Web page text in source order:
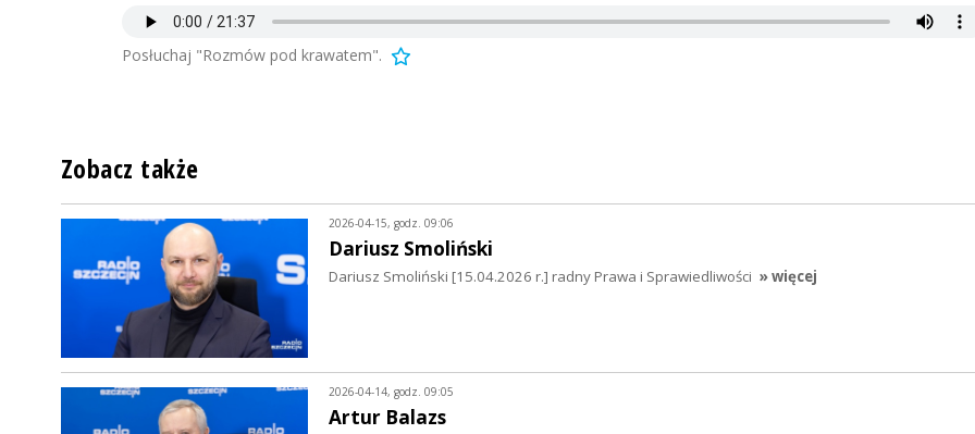
Posłuchaj "Rozmów pod krawatem".
Zobacz także
2026-04-15, godz. 09:06
Dariusz Smoliński
Dariusz Smoliński [15.04.2026 r.] radny Prawa i Sprawiedliwości » więcej
2026-04-14, godz. 09:05
Artur Balazs